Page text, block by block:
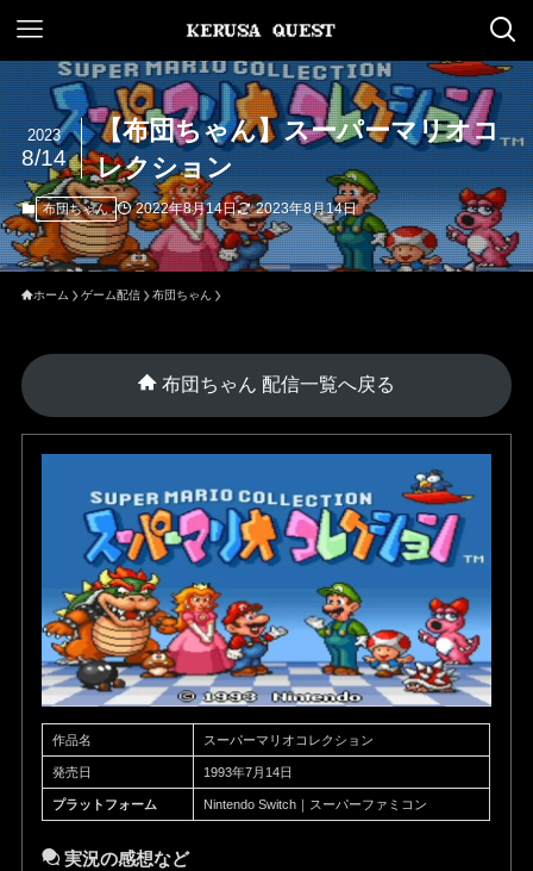
【布団ちゃん】スーパーマリオコ
レクション
2023
8/14
布団ちゃん 2022年8月14日 2023年8月14日
ホーム ゲーム配信 布団ちゃん
布団ちゃん 配信一覧へ戻る
作品名 スーパーマリオコレクション
発売日 1993年7月14日
プラットフォーム Nintendo Switch｜スーパーファミコン
実況の感想など